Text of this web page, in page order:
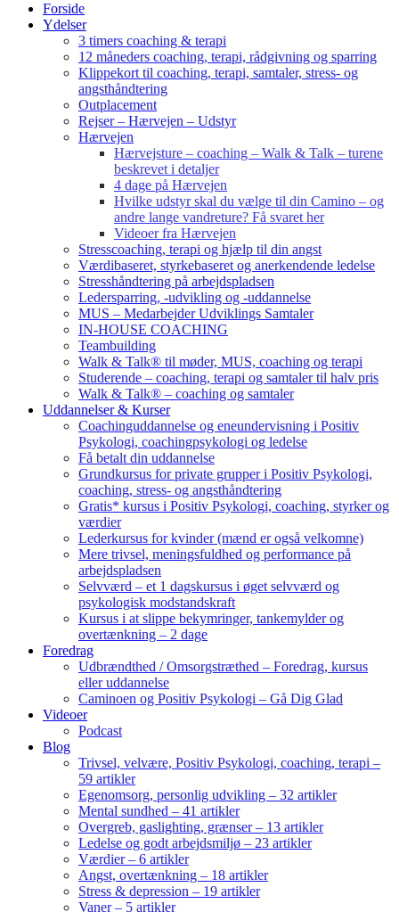
Forside
Ydelser
3 timers coaching & terapi
12 måneders coaching, terapi, rådgivning og sparring
Klippekort til coaching, terapi, samtaler, stress- og
angsthåndtering
Outplacement
Rejser – Hærvejen – Udstyr
Hærvejen
Hærvejsture – coaching – Walk & Talk – turene
beskrevet i detaljer
4 dage på Hærvejen
Hvilke udstyr skal du vælge til din Camino – og
andre lange vandreture? Få svaret her
Videoer fra Hærvejen
Stresscoaching, terapi og hjælp til din angst
Værdibaseret, styrkebaseret og anerkendende ledelse
Stresshåndtering på arbejdspladsen
Ledersparring, -udvikling og -uddannelse
MUS – Medarbejder Udviklings Samtaler
IN-HOUSE COACHING
Teambuilding
Walk & Talk® til møder, MUS, coaching og terapi
Studerende – coaching, terapi og samtaler til halv pris
Walk & Talk® – coaching og samtaler
Uddannelser & Kurser
Coachinguddannelse og eneundervisning i Positiv
Psykologi, coachingpsykologi og ledelse
Få betalt din uddannelse
Grundkursus for private grupper i Positiv Psykologi,
coaching, stress- og angsthåndtering
Gratis* kursus i Positiv Psykologi, coaching, styrker og
værdier
Lederkursus for kvinder (mænd er også velkomne)
Mere trivsel, meningsfuldhed og performance på
arbejdspladsen
Selvværd – et 1 dagskursus i øget selvværd og
psykologisk modstandskraft
Kursus i at slippe bekymringer, tankemylder og
overtænkning – 2 dage
Foredrag
Udbrændthed / Omsorgstræthed – Foredrag, kursus
eller uddannelse
Caminoen og Positiv Psykologi – Gå Dig Glad
Videoer
Podcast
Blog
Trivsel, velvære, Positiv Psykologi, coaching, terapi –
59 artikler
Egenomsorg, personlig udvikling – 32 artikler
Mental sundhed – 41 artikler
Overgreb, gaslighting, grænser – 13 artikler
Ledelse og godt arbejdsmiljø – 23 artikler
Værdier – 6 artikler
Angst, overtænkning – 18 artikler
Stress & depression – 19 artikler
Vaner – 5 artikler